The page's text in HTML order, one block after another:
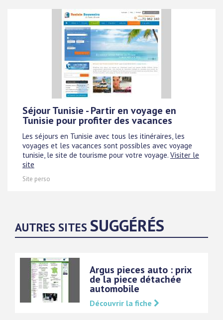
Séjour Tunisie - Partir en voyage en
Tunisie pour profiter des vacances
Les séjours en Tunisie avec tous les itinéraires, les
voyages et les vacances sont possibles avec voyage
tunisie, le site de tourisme pour votre voyage. Visiter le
site
Site perso
AUTRES SITES SUGGÉRÉS
Argus pieces auto : prix
de la piece détachée
automobile
Découvrir la fiche